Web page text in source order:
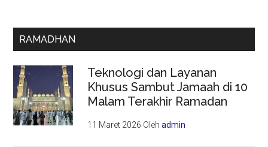
RAMADHAN
Teknologi dan Layanan
Khusus Sambut Jamaah di 10
Malam Terakhir Ramadan
11 Maret 2026 Olehadmin